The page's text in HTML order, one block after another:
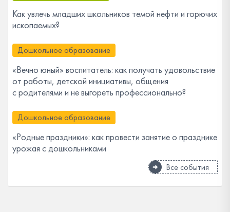
Как увлечь младших школьников темой нефти и горючих
ископаемых?
Дошкольное образование
«Вечно юный» воспитатель: как получать удовольствие
от работы, детской инициативы, общения
с родителями и не выгореть профессионально?
Дошкольное образование
«Родные праздники»: как провести занятие о празднике
урожая с дошкольниками
Все события